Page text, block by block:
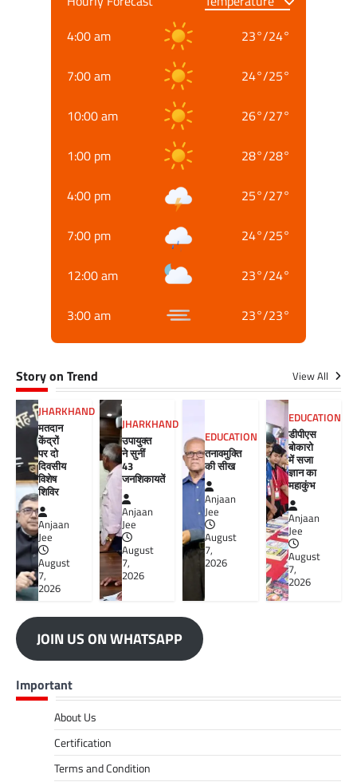
4:00 am
23°/24°
7:00 am 24°/25°
10:00 am 26°/27°
1:00 pm 28°/28°
4:00 pm 25°/27°
7:00 pm 24°/25°
12:00 am 23°/24°
3:00 am 23°/23°
Story on Trend View All
JHARKHAND
मतदान
केंद्रों
पर दो
दिवसीय
विशेष
शिविर
Anjaan
Jee
August
7,
2026
JHARKHAND
उपायुक्त
ने सुनीं
43
जनशिकायतें
Anjaan
Jee
August
7,
2026
EDUCATION
तनावमुक्ति
की सीख
Anjaan
Jee
August
7,
2026
EDUCATION
डीपीएस
बोकारो
में सजा
ज्ञान का
महाकुंभ
Anjaan
Jee
August
7,
2026
JOIN US ON WHATSAPP
Important
About Us
Certification
Terms and Condition